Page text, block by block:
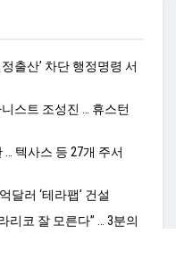
출산’ 차단 행정명령 서
스트 조성진 … 휴스턴
텍사스 등 27개 주서
달러 ‘테라팹’ 건설
리코 잘 모른다” … 3분의